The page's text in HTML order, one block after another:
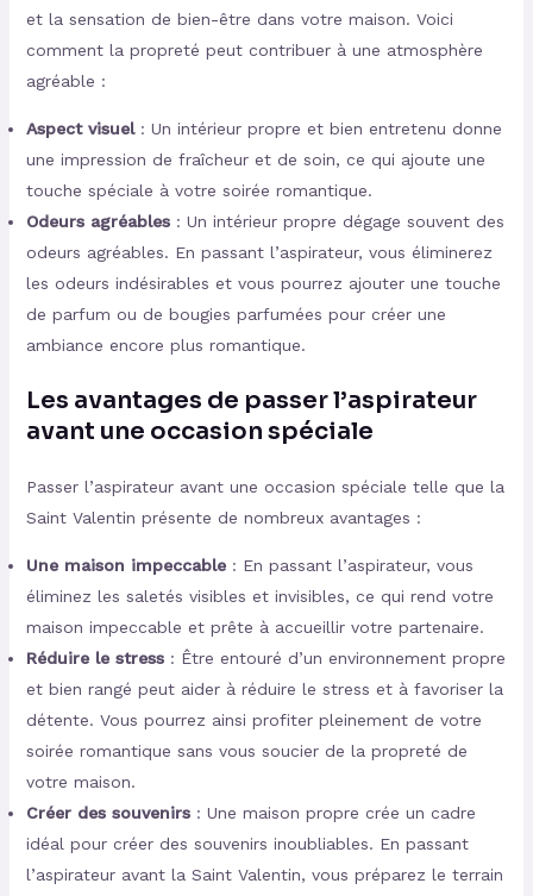
et la sensation de bien-être dans votre maison. Voici
comment la propreté peut contribuer à une atmosphère
agréable :
Aspect visuel: Un intérieur propre et bien entretenu donne
une impression de fraîcheur et de soin, ce qui ajoute une
touche spéciale à votre soirée romantique.
Odeurs agréables: Un intérieur propre dégage souvent des
odeurs agréables. En passant l’aspirateur, vous éliminerez
les odeurs indésirables et vous pourrez ajouter une touche
de parfum ou de bougies parfumées pour créer une
ambiance encore plus romantique.
Les avantages de passer l’aspirateur
avant une occasion spéciale
Passer l’aspirateur avant une occasion spéciale telle que la
Saint Valentin présente de nombreux avantages :
Une maison impeccable: En passant l’aspirateur, vous
éliminez les saletés visibles et invisibles, ce qui rend votre
maison impeccable et prête à accueillir votre partenaire.
Réduire le stress: Être entouré d’un environnement propre
et bien rangé peut aider à réduire le stress et à favoriser la
détente. Vous pourrez ainsi profiter pleinement de votre
soirée romantique sans vous soucier de la propreté de
votre maison.
Créer des souvenirs: Une maison propre crée un cadre
idéal pour créer des souvenirs inoubliables. En passant
l’aspirateur avant la Saint Valentin, vous préparez le terrain